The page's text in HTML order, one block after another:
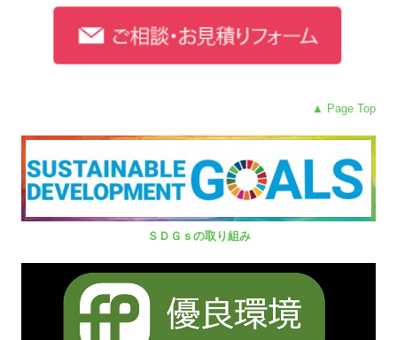
▲ Page Top
ＳＤＧｓの取り組み